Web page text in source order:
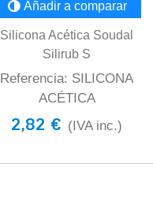
Añadir a comparar
Silicona Acética Soudal
Silirub S
Referencia: SILICONA
ACÉTICA
2,82 € (IVA inc.)